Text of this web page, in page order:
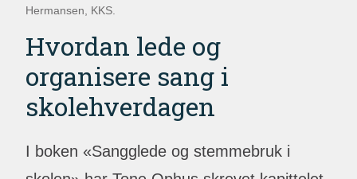
Hermansen, KKS.
Hvordan lede og
organisere sang i
skolehverdagen
I boken «Sangglede og stemmebruk i